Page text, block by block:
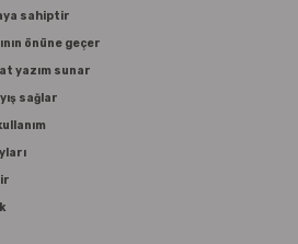
Pastel Boyalar
Sulu Boyalar
sahiptir
önüne geçer
yazım sunar
sağlar